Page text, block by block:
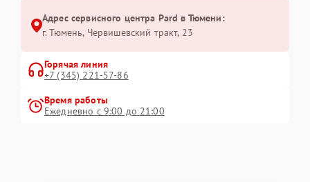
Адрес сервисного центра Pard в Тюмени:
г. Тюмень, ​Червишевский тракт, 23
Горячая линия
+7 (345) 221-57-86
Время работы
Ежедневно с 9:00 до 21:00